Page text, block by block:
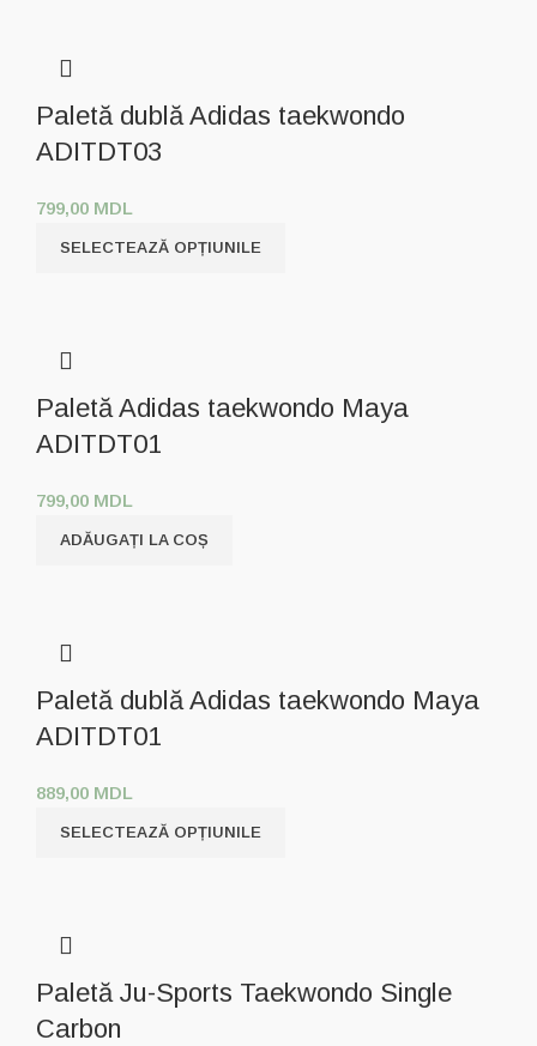
Paletă dublă Adidas taekwondo
ADITDT03
799,00 MDL
SELECTEAZĂ OPȚIUNILE
Paletă Adidas taekwondo Maya
ADITDT01
799,00 MDL
ADĂUGAȚI LA COȘ
Paletă dublă Adidas taekwondo Maya
ADITDT01
889,00 MDL
SELECTEAZĂ OPȚIUNILE
Paletă Ju-Sports Taekwondo Single
Carbon